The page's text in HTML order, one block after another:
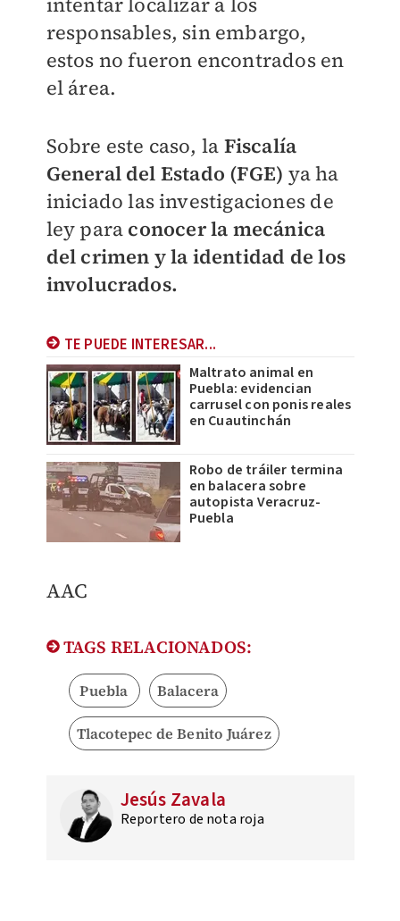
responsables, sin embargo,
estos no fueron encontrados en
el área.
Sobre este caso, la Fiscalía
General del Estado (FGE) ya ha
iniciado las investigaciones de
ley para conocer la mecánica
del crimen y la identidad de los
involucrados.
TE PUEDE INTERESAR...
Maltrato animal en
Puebla: evidencian
carrusel con ponis reales
en Cuautinchán
Robo de tráiler termina
en balacera sobre
autopista Veracruz-
Puebla
AAC
TAGS RELACIONADOS:
Puebla Balacera
Tlacotepec de Benito Juárez
Jesús Zavala
Reportero de nota roja